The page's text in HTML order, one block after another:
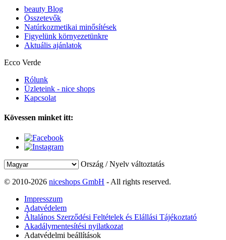
beauty Blog
Összetevők
Natúrkozmetikai minősítések
Figyelünk környezetünkre
Aktuális ajánlatok
Ecco Verde
Rólunk
Üzleteink - nice shops
Kapcsolat
Kövessen minket itt:
Ország / Nyelv változtatás
© 2010-2026 niceshops GmbH - All rights reserved.
Impresszum
Adatvédelem
Általános Szerződési Feltételek és Elállási Tájékoztató
Akadálymentesítési nyilatkozat
Adatvédelmi beállítások